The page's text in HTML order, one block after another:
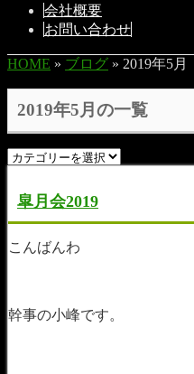
会社概要
お問い合わせ
HOME » ブログ » 2019年5月
2019年5月の一覧
皐月会2019
こんばんわ
幹事の小峰です。